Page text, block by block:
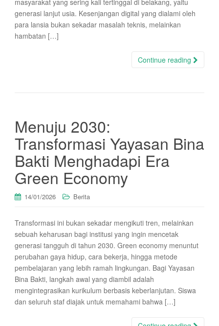
masyarakat yang sering kali tertinggal di belakang, yaitu
generasi lanjut usia. Kesenjangan digital yang dialami oleh
para lansia bukan sekadar masalah teknis, melainkan
hambatan […]
Continue reading
Menuju 2030:
Transformasi Yayasan Bina
Bakti Menghadapi Era
Green Economy
14/01/2026 Berita
Transformasi ini bukan sekadar mengikuti tren, melainkan
sebuah keharusan bagi institusi yang ingin mencetak
generasi tangguh di tahun 2030. Green economy menuntut
perubahan gaya hidup, cara bekerja, hingga metode
pembelajaran yang lebih ramah lingkungan. Bagi Yayasan
Bina Bakti, langkah awal yang diambil adalah
mengintegrasikan kurikulum berbasis keberlanjutan. Siswa
dan seluruh staf diajak untuk memahami bahwa […]